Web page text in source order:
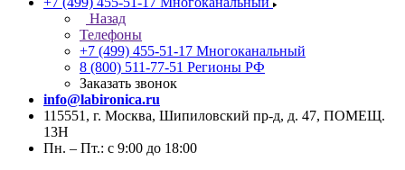
Назад
Телефоны
+7 (499) 455-51-17 Многоканальный
8 (800) 511-77-51 Регионы РФ
Заказать звонок
info@labironica.ru
115551, г. Москва, Шипиловский пр-д, д. 47, ПОМЕЩ.
13Н
Пн. – Пт.: с 9:00 до 18:00